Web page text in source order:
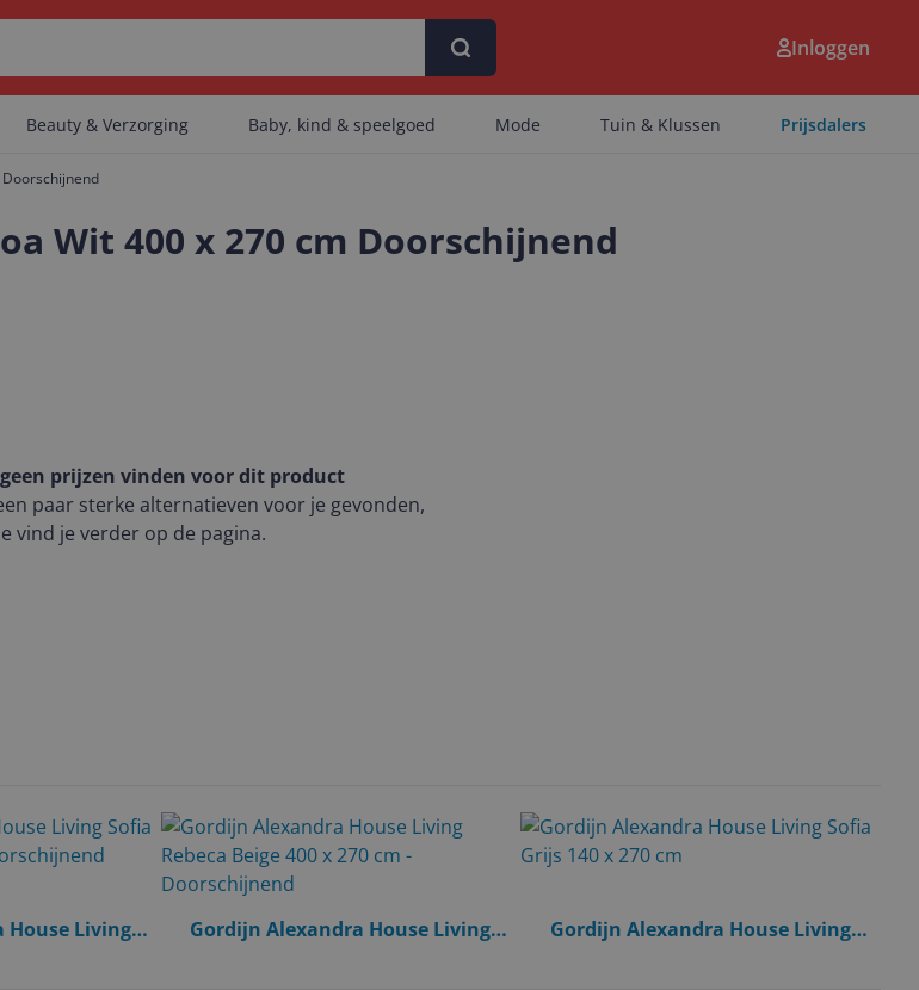
categorieën gevonden.
Inloggen
Beauty & Verzorging Baby, kind & speelgoed Mode Tuin & Klussen Prijsdalers
Wit 400 x 270 cm Doorschijnend
prijzen vinden voor dit product
paar sterke alternatieven voor je gevonden,
vind je verder op de pagina.
House Living
Gordijn Alexandra House Living
Gordijn Alexandra House Living